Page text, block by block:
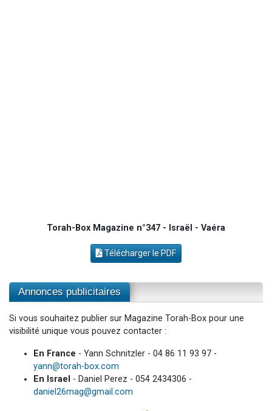
Torah-Box Magazine n°347 - Israël - Vaéra
Télécharger le PDF
Annonces publicitaires
Si vous souhaitez publier sur Magazine Torah-Box pour une
visibilité unique vous pouvez contacter :
En France - Yann Schnitzler - 04 86 11 93 97 -
yann@torah-box.com
En Israel - Daniel Perez - 054 2434306 -
daniel26mag@gmail.com